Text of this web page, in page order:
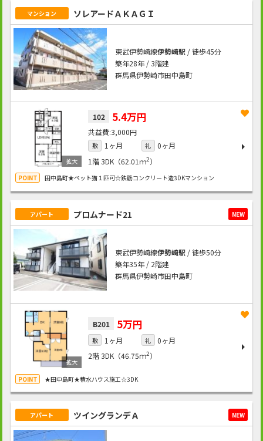
マンション ソレアードＡＫＡＧＩ
東武伊勢崎線伊勢崎駅/ 徒歩45分
築年28年 / 3階建
群馬県伊勢崎市田中島町
102 5.4万円
3,000円
敷 1ヶ月 礼
0ヶ月
1階3DK（62.01ｍ2）
田中島町★ペット猫１匹可☆鉄筋コンクリート造3DKマンション
アパート プロムナード21 NEW
東武伊勢崎線伊勢崎駅/ 徒歩50分
築年35年 / 2階建
群馬県伊勢崎市田中島町
B201 5万円
敷 1ヶ月 礼
0ヶ月
2階3DK（46.75ｍ2）
★田中島町★積水ハウス施工☆3DK
アパート ツイングランデＡ NEW